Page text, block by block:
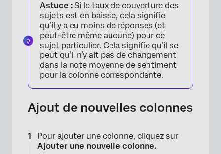
Astuce : Si le taux de couverture des
sujets est en baisse, cela signifie
qu’il y a eu moins de réponses (et
peut-être même aucune) pour ce
sujet particulier. Cela signifie qu’il se
peut qu’il n’y ait pas de changement
dans la note moyenne de sentiment
pour la colonne correspondante.
Ajout de nouvelles colonnes
Pour ajouter une colonne, cliquez sur
Ajouter une nouvelle colonne.